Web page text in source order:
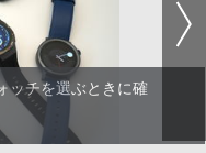
ッチを選ぶときに確